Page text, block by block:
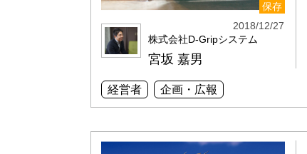
保存
2018/12/27
株式会社D-Gripシステム
宮坂 嘉男
経営者 企画・広報